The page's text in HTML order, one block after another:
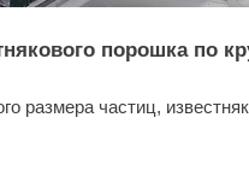
порошка по
размера частиц,